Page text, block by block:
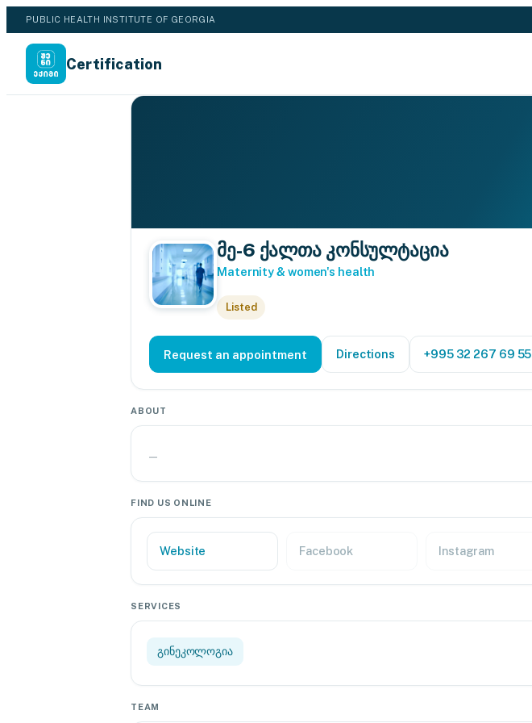
PUBLIC HEALTH INSTITUTE OF GEORGIA
Certification
მე-6 ქალთა კონსულტაცია
Maternity & women's health
Listed
Request an appointment Directions +995 32 267 69 55
ABOUT
—
FIND US ONLINE
Website Facebook Instagram
SERVICES
გინეკოლოგია
TEAM